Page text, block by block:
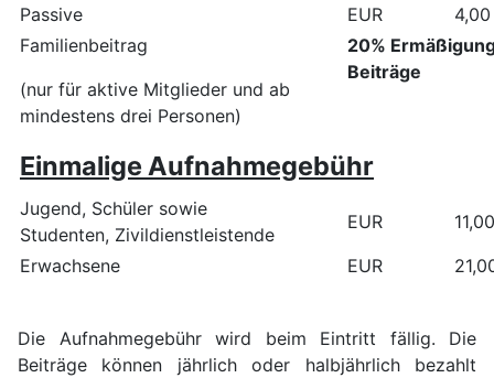
Passive
EUR
4,00
Familienbeitrag
(nur für aktive Mitglieder und ab
mindestens drei Personen)
20%
Beiträge
Einmalige Aufnahmegebühr
Jugend, Schüler sowie
Studenten, Zivildienstleistende
EUR
11,00
Erwachsene
EUR
Die Aufnahmegebühr wird beim Eintritt fällig. Die
Beiträge können jährlich oder halbjährlich bezahlt